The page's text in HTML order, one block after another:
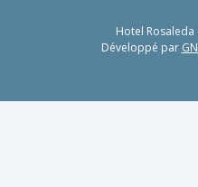
Hotel
Développé par